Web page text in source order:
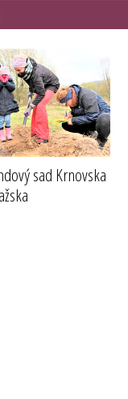
sad Krnovska